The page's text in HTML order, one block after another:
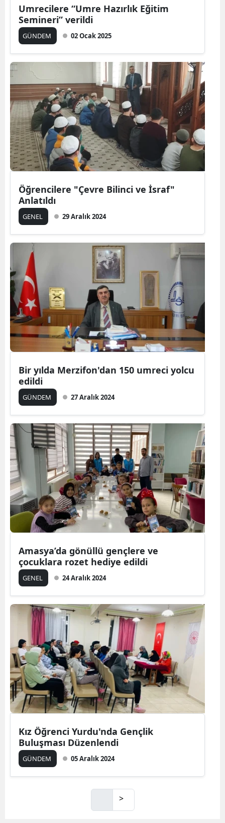
Umrecilere “Umre Hazırlık Eğitim
Semineri” verildi
GÜNDEM 02 Ocak 2025
Öğrencilere "Çevre Bilinci ve İsraf"
Anlatıldı
GENEL 29 Aralık 2024
Bir yılda Merzifon'dan 150 umreci yolcu
edildi
GÜNDEM 27 Aralık 2024
Amasya’da gönüllü gençlere ve
çocuklara rozet hediye edildi
GENEL 24 Aralık 2024
Kız Öğrenci Yurdu'nda Gençlik
Buluşması Düzenlendi
GÜNDEM 05 Aralık 2024
>